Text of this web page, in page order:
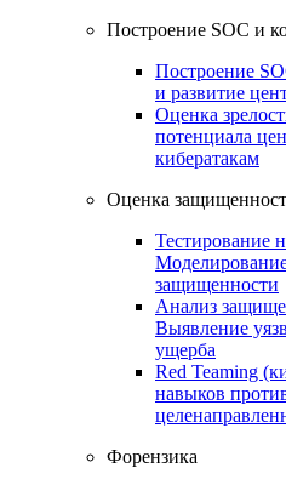
Построение SOC и
Построение
и развитие
Оценка
потенциала
кибератакам
Оценка
Тестирование
защищенности
Анализ
Выявление
ущерба
Red Teaming
навыков
Форензика